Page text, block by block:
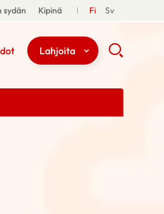
sydän Kipinä Fi Sv
Lahjoita